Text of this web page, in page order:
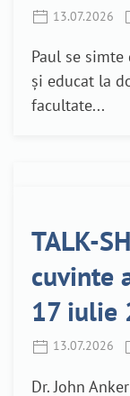
13.07.2026
Paul se
și educat la
facultate...
TALK-
cuvinte
17 iulie
13.07.2026
Dr. John